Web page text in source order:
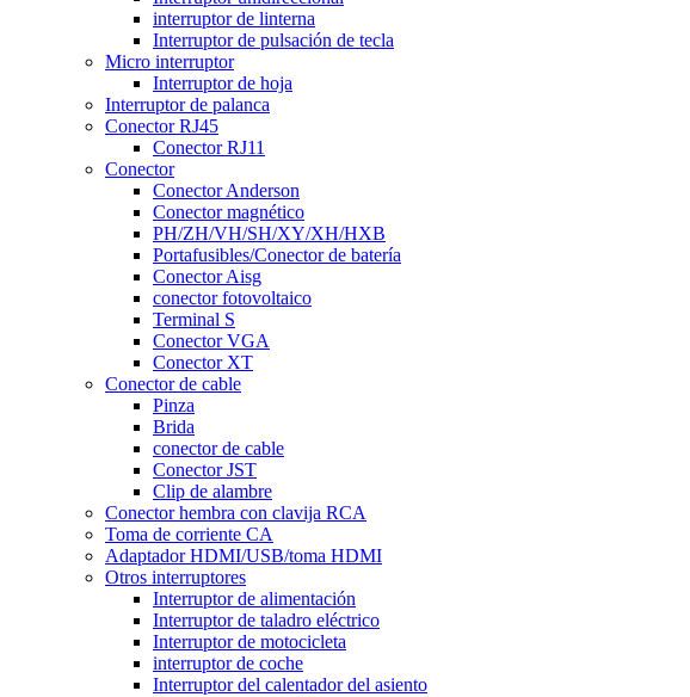
interruptor de linterna
Interruptor de pulsación de tecla
Micro interruptor
Interruptor de hoja
Interruptor de palanca
Conector RJ45
Conector RJ11
Conector
Conector Anderson
Conector magnético
PH/ZH/VH/SH/XY/XH/HXB
Portafusibles/Conector de batería
Conector Aisg
conector fotovoltaico
Terminal S
Conector VGA
Conector XT
Conector de cable
Pinza
Brida
conector de cable
Conector JST
Clip de alambre
Conector hembra con clavija RCA
Toma de corriente CA
Adaptador HDMI/USB/toma HDMI
Otros interruptores
Interruptor de alimentación
Interruptor de taladro eléctrico
Interruptor de motocicleta
interruptor de coche
Interruptor del calentador del asiento